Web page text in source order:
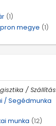
(1)
megye (1)
/ Szállítás
/ Segédmunka
munka (12)